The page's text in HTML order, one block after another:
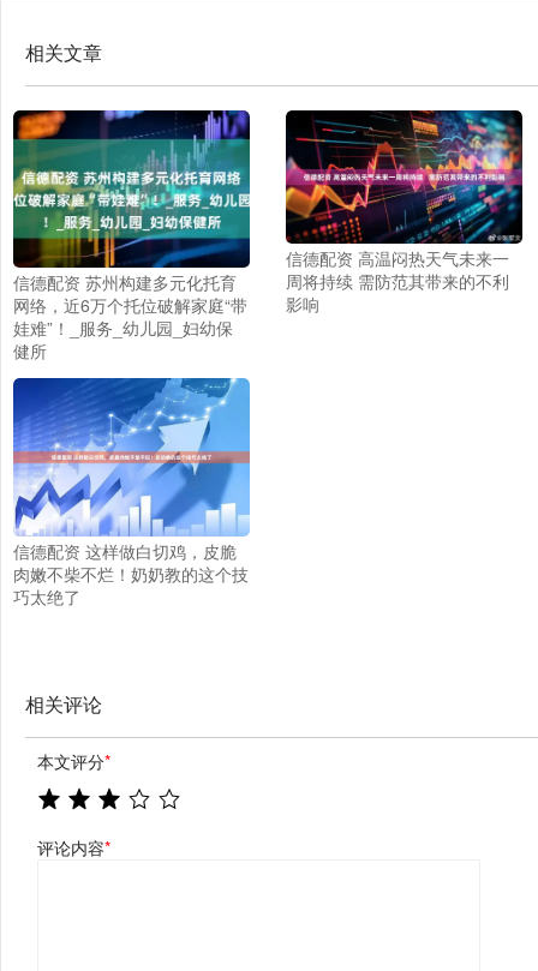
相关文章
信德配资 苏州构建多元化托育
网络，近6万个托位破解家庭“带
娃难”！_服务_幼儿园_妇幼保
健所
信德配资 高温闷热天气未来一
周将持续 需防范其带来的不利
影响
信德配资 这样做白切鸡，皮脆
肉嫩不柴不烂！奶奶教的这个技
巧太绝了
相关评论
本文评分*
评论内容*